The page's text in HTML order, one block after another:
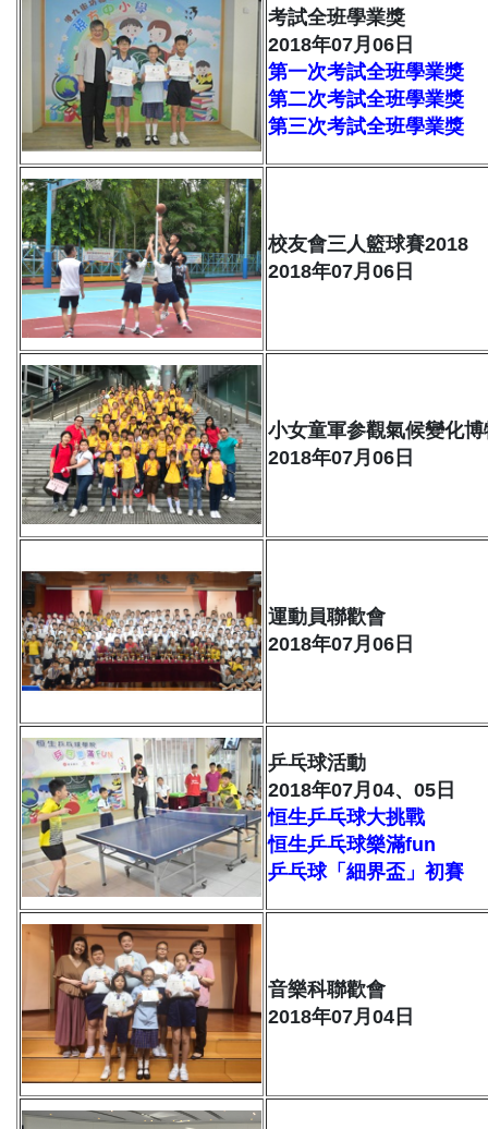
考試全班學業獎
2018年07月06日
第一次考試全班學業獎
第二次考試全班學業獎
第三次考試全班學業獎
校友會三人籃球賽2018
2018年07月06日
小女童軍参觀氣候變化博
2018年07月06日
運動員聯歡會
2018年07月06日
乒乓球活動
2018年07月04、05日
恒生乒乓球大挑戰
恒生乒乓球樂滿fun
乒乓球「細界盃」初賽
音樂科聯歡會
2018年07月04日